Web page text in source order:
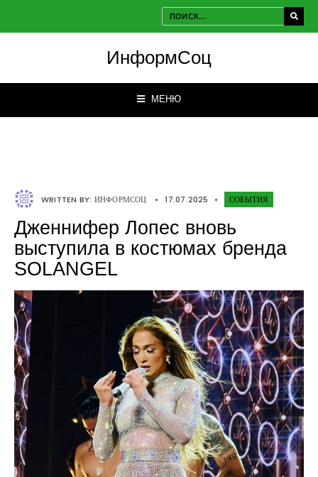
ИнформСоц
МЕНЮ
WRITTEN BY: ИНФОРМСОЦ • 17.07.2025 • СОБЫТИЯ
Дженнифер Лопес вновь
выступила в костюмах бренда
SOLANGEL